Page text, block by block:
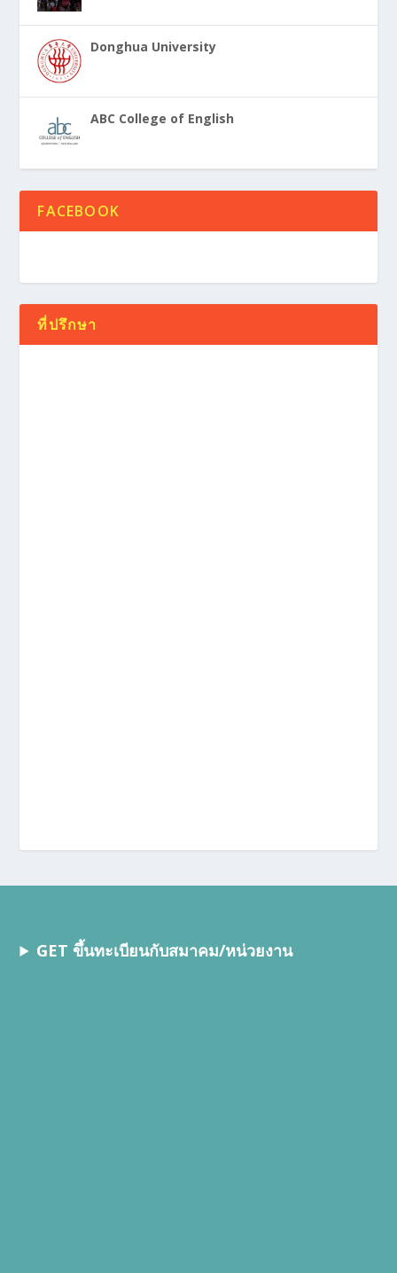
Donghua University
ABC College of English
FACEBOOK
ที่ปรึกษา
GET ขึ้นทะเบียนกับสมาคม/หน่วยงาน